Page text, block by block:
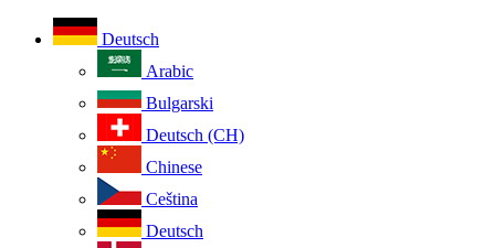
Deutsch
Arabic
Bulgarski
Deutsch (CH)
Chinese
Ceština
Deutsch